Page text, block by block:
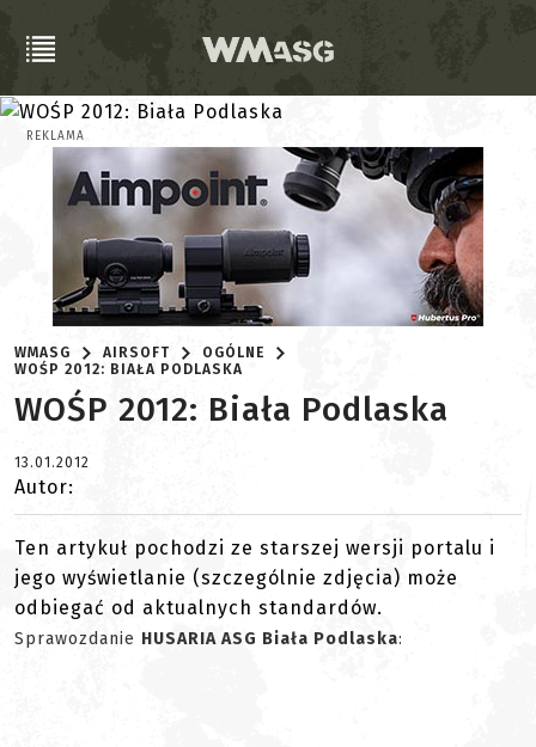
REKLAMA
WMASG AIRSOFT
OGÓLNE
WOŚP 2012: BIAŁA PODLASKA
WOŚP 2012: Biała Podlaska
13.01.2012
Autor:
Ten artykuł pochodzi ze starszej wersji portalu i
jego wyświetlanie (szczególnie zdjęcia) może
odbiegać od aktualnych standardów.
Sprawozdanie HUSARIA ASG Biała Podlaska: